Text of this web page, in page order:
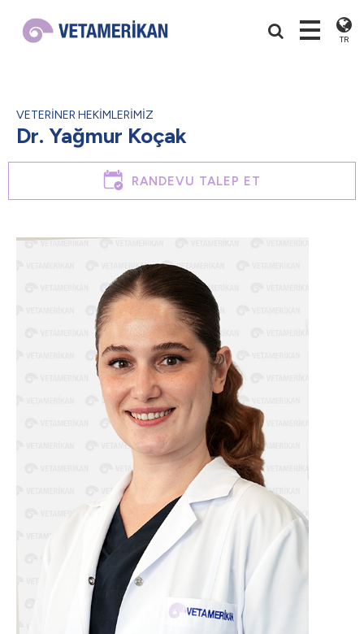
TR
VETERİNER HEKİMLERİMİZ
Dr. Yağmur Koçak
RANDEVU TALEP ET